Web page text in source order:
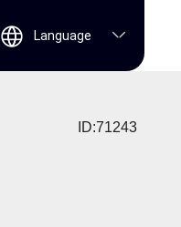
Language
ID:71243